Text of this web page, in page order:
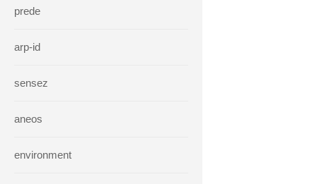
prede
arp-id
sensez
aneos
environment